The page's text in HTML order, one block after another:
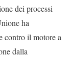
dei processi
ha
contro il motore a
dalla